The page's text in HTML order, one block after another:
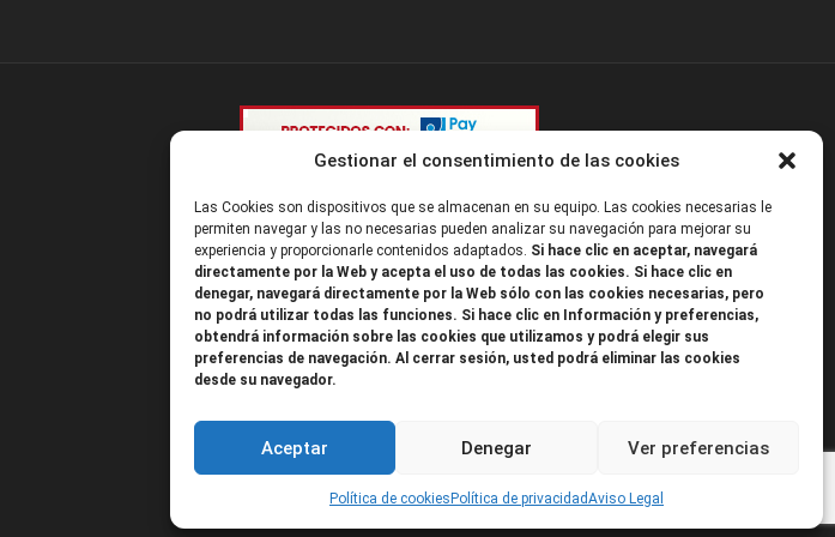
Gestionar el consentimiento de las cookies
Las Cookies son dispositivos que se almacenan en su equipo. Las cookies necesarias le
permiten navegar y las no necesarias pueden analizar su navegación para mejorar su
experiencia y proporcionarle contenidos adaptados. Si hace clic en aceptar, navegará
directamente por la Web y acepta el uso de todas las cookies. Si hace clic en
denegar, navegará directamente por la Web sólo con las cookies necesarias, pero
no podrá utilizar todas las funciones. Si hace clic en Información y preferencias,
obtendrá información sobre las cookies que utilizamos y podrá elegir sus
preferencias de navegación. Al cerrar sesión, usted podrá eliminar las cookies
desde su navegador.
Aceptar Denegar Ver preferencias
Política de cookies Política de privacidadAviso Legal